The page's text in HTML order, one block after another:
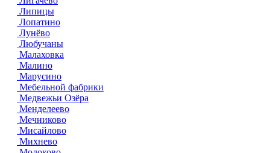
Липицы
Лопатино
Лунёво
Любучаны
Малаховка
Малино
Марусино
Мебельной фабрики
Медвежьи Озёра
Менделеево
Мечниково
Мисайлово
Михнево